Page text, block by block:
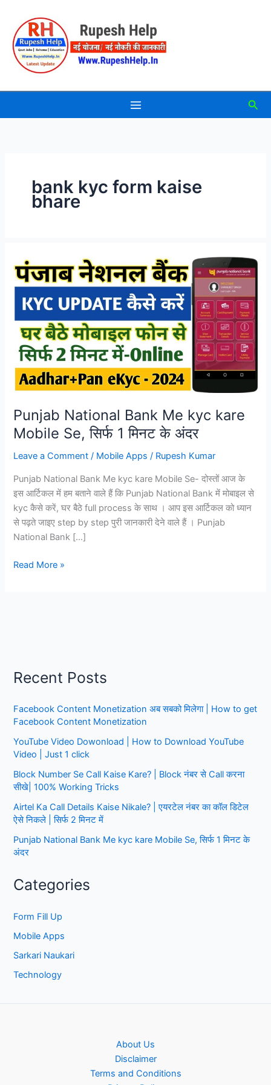
content
bank kyc form kaise
bhare
Punjab National Bank Me kyc kare
Mobile Se, सिर्फ 1 मिनट के अंदर
Leave a Comment / Mobile Apps / Rupesh Kumar
Punjab National Bank Me kyc kare Mobile Se- दोस्तों आज के
इस आर्टिकल में हम बताने वाले हैं कि Punjab National Bank में मोबाइल से
kyc कैसे करें, घर बैठे full process के साथ । आप इस आर्टिकल को ध्यान
से पढ़ते जाइए step by step पुरी जानकारी देने वाले हैं । Punjab
National Bank […]
Punjab
सिर्फ
मिनट
के
अंदर
Read More »
Recent Posts
Facebook Content Monetization अब सबको मिलेगा | How to get
Facebook Content Monetization
YouTube Video Dowonload | How to Download YouTube
Video | Just 1 click
Block Number Se Call Kaise Kare? | Block नंबर से Call करना
सीखे| 100% Working Tricks
Airtel Ka Call Details Kaise Nikale? | एयरटेल नंबर का कॉल डिटेल
ऐसे निकले | सिर्फ 2 मिनट में
Punjab National Bank Me kyc kare Mobile Se, सिर्फ 1 मिनट के
अंदर
Categories
Form Fill Up
Mobile Apps
Sarkari Naukari
Technology
About Us
Disclaimer
Terms and Conditions